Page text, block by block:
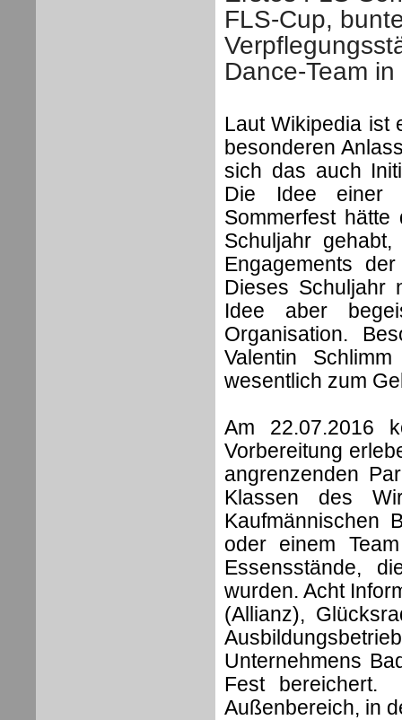
FLS-Cup,
Dance-Team
Laut Wikipedia ist
besonderen
sich das auch
Die Idee einer
Sommerfest
Schuljahr
Engagements
Dieses Schuljahr
Idee aber
Organisation.
Valentin
wesentlich zum
Am 22.07.2016
Vorbereitung
angrenzenden
Klassen des
Kaufmännischen
oder einem
Essensstände,
wurden. Acht
(Allianz),
Unternehmens
Fest bereichert.
Außenbereich, in